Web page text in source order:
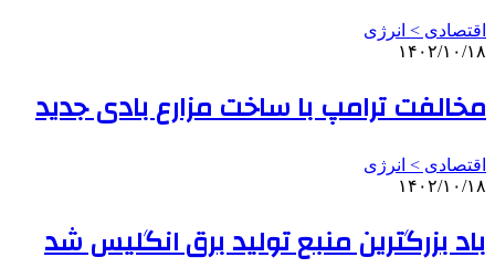
اقتصادی > انرژی
۱۴۰۲/۱۰/۱۸
مخالفت ترامپ با ساخت مزارع بادی جدید
اقتصادی > انرژی
۱۴۰۲/۱۰/۱۸
باد بزرگترین منبع تولید برق انگلیس شد